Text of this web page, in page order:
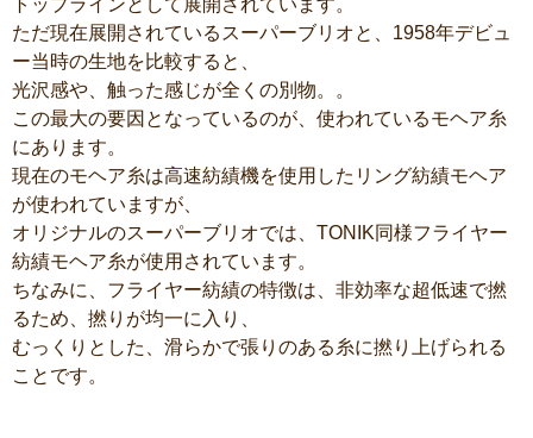
トップラインとして展開されています。
ただ現在展開されているスーパーブリオと、1958年デビュ
ー当時の生地を比較すると、
光沢感や、触った感じが全くの別物。。
この最大の要因となっているのが、使われているモヘア糸
にあります。
現在のモヘア糸は高速紡績機を使用したリング紡績モヘア
が使われていますが、
オリジナルのスーパーブリオでは、TONIK同様フライヤー
紡績モヘア糸が使用されています。
ちなみに、フライヤー紡績の特徴は、非効率な超低速で撚
るため、撚りが均一に入り、
むっくりとした、滑らかで張りのある糸に撚り上げられる
ことです。